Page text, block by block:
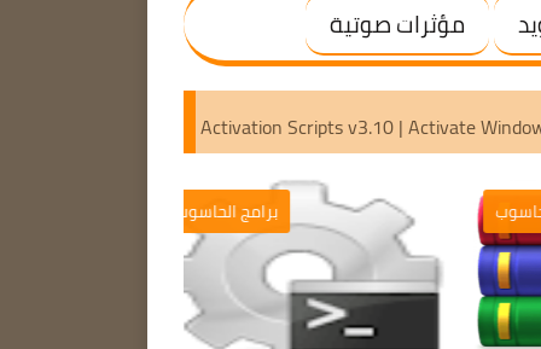
مؤثرات صوتية
Microsoft Activation Scripts v3.10 |
برامج الحاسوب